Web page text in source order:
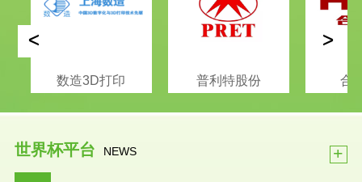
数造3D打印 普利特股份 合
< >
世界杯平台 NEWS +